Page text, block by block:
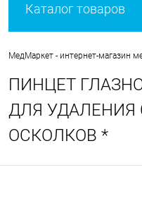
Каталог товаров
МедМаркет - интернет-магазин
ПИНЦЕТ
ДЛЯ УДАЛЕНИЯ
ОСКОЛКОВ *